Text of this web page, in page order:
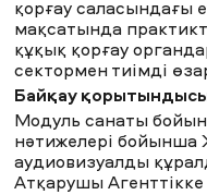
қорғау саласындағы
мақсатында
құқық қорғау
сектормен тиімді
Байқау
Модуль санаты
нәтижелері бойынша
аудиовизуалды
Атқарушы Агенттікке